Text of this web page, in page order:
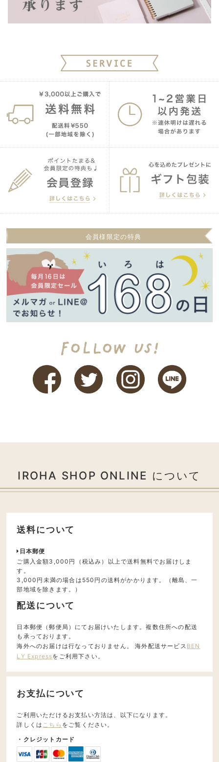
会員様限定の特典
IROHA SHOP ONLINE について
送料について
日本郵便
ご購入金額3,000円（税込み）以上で送料無料でお届けしま
す。
3,000円未満の場合は550円の送料がかかります。（離島、一
部地域を除きます。）
配送について
日本郵便（郵便局）にてお届けいたします。複数住所への配送
も承っております。
海外へのお届けは行なっておりません。 海外配送サービス BEN
LY Expressをご利用下さい。
お支払について
ご利用いただけるお支払い方法は、以下になります。
詳しくは こちら をご覧ください。
・クレジットカード